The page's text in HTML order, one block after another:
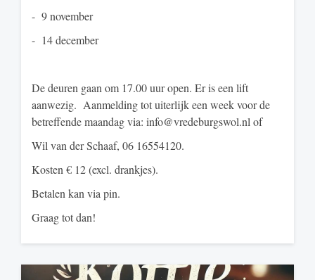
- 9 november
- 14 december
De deuren gaan om 17.00 uur open. Er is een lift
aanwezig. Aanmelding tot uiterlijk een week voor de
betreffende maandag via: info@vredeburgswol.nl of
Wil van der Schaaf, 06 16554120.
Kosten € 12 (excl. drankjes).
Betalen kan via pin.
Graag tot dan!